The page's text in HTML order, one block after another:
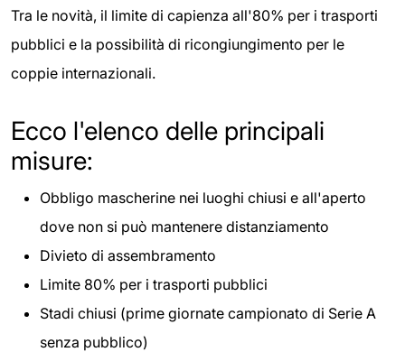
Tra le novità, il limite di capienza all'80% per i trasporti
pubblici e la possibilità di ricongiungimento per le
coppie internazionali.
Ecco l'elenco delle principali
misure:
Obbligo mascherine nei luoghi chiusi e all'aperto
dove non si può mantenere distanziamento
Divieto di assembramento
Limite 80% per i trasporti pubblici
Stadi chiusi (prime giornate campionato di Serie A
senza pubblico)